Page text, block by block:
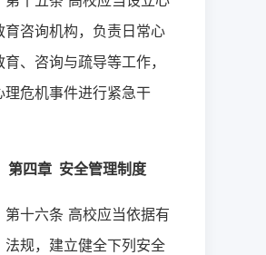
育咨询机构，负责日常心
、咨询与疏导等工作，
理危机事件进行紧急干
第四章 安全管理制度
十六条 高校应当依据有
法规，建立健全下列安全